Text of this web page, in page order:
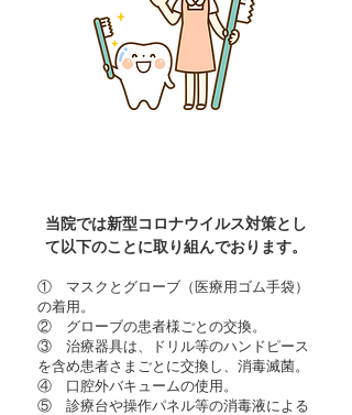
① マスクとグローブ（医療用ゴム手袋）
の着用。
② グローブの患者様ごとの交換。
③ 治療器具は、ドリル等のハンドピース
を含め患者さまごとに交換し、消毒滅菌。
④ 口腔外バキュームの使用。
⑤ 診療台や操作パネル等の消毒液による
当院では新型コロナウイルス対策とし
て以下のことに取り組んでおります。